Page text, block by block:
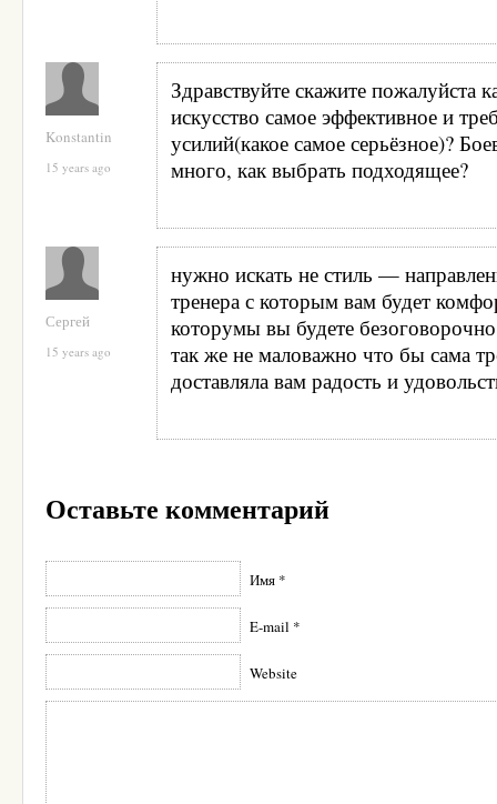
Konstantin
15 years ago
Здравствуйте скажите пожалуйста
искусство самое эффективное и
усилий(какое самое серьёзное)?
много, как выбрать подходящее?
Сергей
15 years ago
нужно искать не стиль —
тренера с которым вам будет
которумы вы будете
так же не маловажно что бы сама
доставляла вам радость и
Оставьте комментарий
Имя *
E-mail *
Website